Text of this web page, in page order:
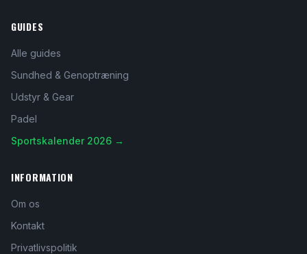
GUIDES
Alle guides
Sundhed & Genoptræning
Udstyr & Gear
Padel
Sportskalender 2026 →
INFORMATION
Om os
Kontakt
Privatlivspolitik